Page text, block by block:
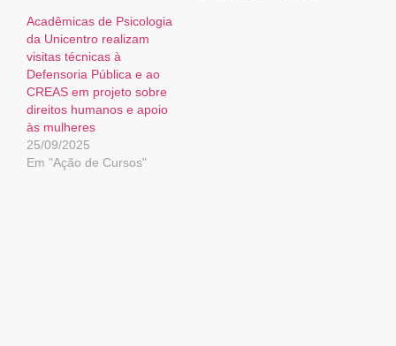
Acadêmicas de Psicologia
da Unicentro realizam
visitas técnicas à
Defensoria Pública e ao
CREAS em projeto sobre
direitos humanos e apoio
às mulheres
25/09/2025
Em "Ação de Cursos"